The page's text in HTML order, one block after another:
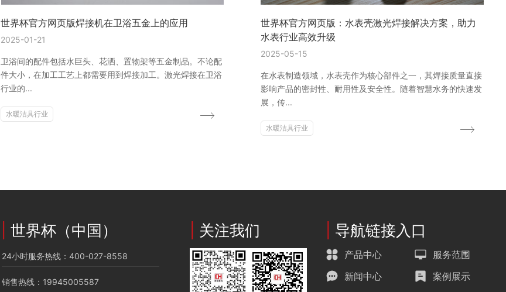
世界杯官方网页版焊接机在卫浴五金上的应用
2025-01-21
卫浴间的配件包括水巨头、花洒、置物架等五金制品。不论配
件大小，在加工工艺上都需要用到焊接加工。激光焊接在卫浴
行业的...
水暖洁具行业
世界杯官方网页版：水表壳激光焊接解决方案，助力
水表行业高效升级
2025-05-15
在水表制造领域，水表壳作为核心部件之一，其焊接质量直接
影响产品的密封性、耐用性及安全性。随着智慧水务的快速发
展，传...
水暖洁具行业
世界杯（中国）
24小时服务热线：400-027-8558
销售热线：19945005587
关注我们 导航链接入口
产品中心
服务范围
新闻中心
案例展示